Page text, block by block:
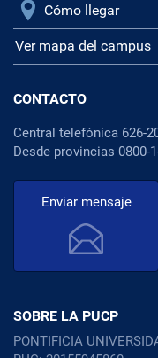
Cómo llegar
Ver mapa del campus
CONTACTO
Central telefónica 626-
Desde provincias 0800-
Enviar mensaje
SOBRE LA PUCP
PONTIFICIA